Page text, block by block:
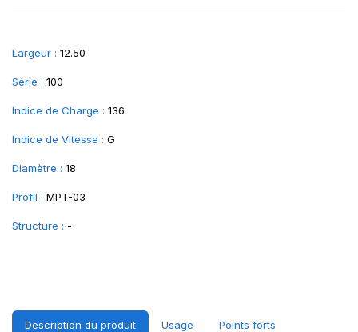
Largeur : 12.50
Série : 100
Indice de Charge : 136
Indice de Vitesse : G
Diamètre : 18
Profil : MPT-03
Structure : -
Description du produit Usage Points forts